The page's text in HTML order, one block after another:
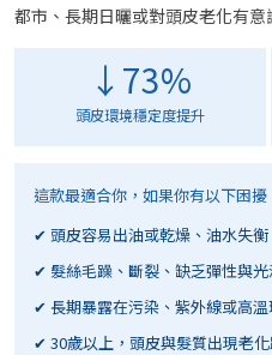
都市、長期日曬或對頭皮老化有意
↓73%
頭皮環境穩定度提升
這款最適合你，如果你有以下困擾
✔ 頭皮容易出油或乾燥、油水失衡
✔ 髮絲毛躁、斷裂、缺乏彈性與光
✔ 長期暴露在污染、紫外線或高
✔ 30歲以上，頭皮與髮質出現老